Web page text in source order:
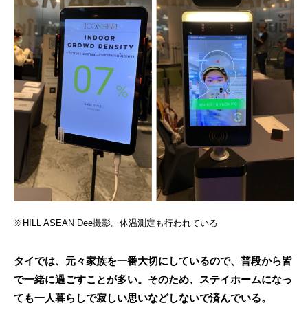
※HILL ASEAN Dee撮影。体温測定も行われている
タイでは、元々家族を一番大切にしているので、普段から皆
で一緒に過ごすことが多い。そのため、ステイホームになっ
ても一人暮らしで寂しい思いなどしないで済んでいる。